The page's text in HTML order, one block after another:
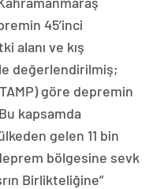
45’inci
alanı ve kış
değerlendirilmiş;
göre depremin
kapsamda
gelen 11 bin
bölgesine sevk
Birlikteliğine”